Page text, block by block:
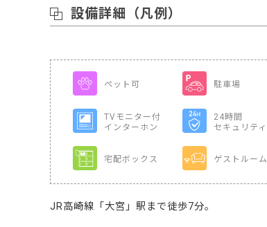
設備詳細 （凡例）
ペット可 駐車場
TVモニター付
インターホン
24時間
セキュリティ
宅配ボックス ゲストルーム
JR高崎線「大宮」駅まで徒歩7分。